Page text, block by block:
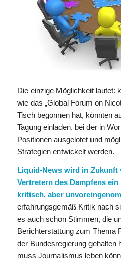
Die einzige Möglichkeit lautet:
wie das „Global Forum on
Tisch begonnen hat, könnten
Tagung einladen, bei der in
Positionen ausgelotet und
Strategien entwickelt werden.
Liquid-News wird in Zukunft
Vertretern des Dampfens
kritisch, aber
erfahrungsgemäß Kritik nach
es auch schon Stimmen, die
Berichterstattung zum Thema
der Bundesregierung
muss Journalismus leben